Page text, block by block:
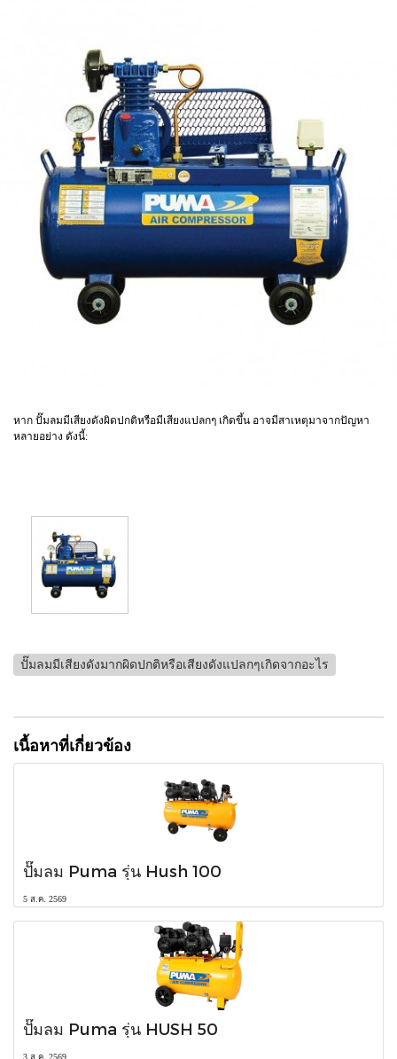
หาก ปั๊มลมมีเสียงดังผิดปกติหรือมีเสียงแปลกๆ เกิดขึ้น อาจมีสาเหตุมาจากปัญหา
หลายอย่าง ดังนี้:
ปั๊มลมมีเสียงดังมากผิดปกติหรือเสียงดังแปลกๆเกิดจากอะไร
เนื้อหาที่เกี่ยวข้อง
ปั๊มลม Puma รุ่น Hush 100
5 ส.ค. 2569
ปั๊มลม Puma รุ่น HUSH 50
3 ส.ค. 2569